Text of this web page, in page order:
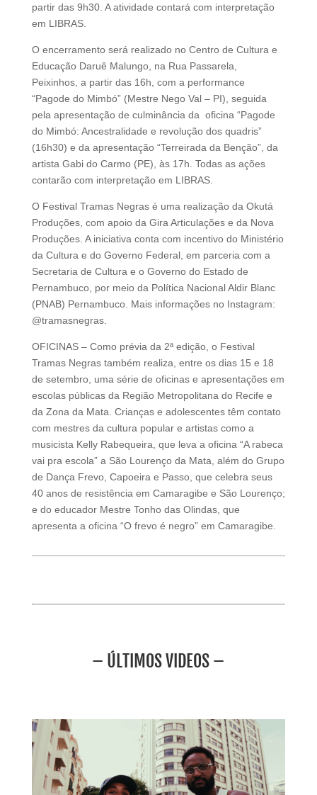
partir das 9h30. A atividade contará com interpretação
em LIBRAS.
O encerramento será realizado no Centro de Cultura e
Educação Daruê Malungo, na Rua Passarela,
Peixinhos, a partir das 16h, com a performance
“Pagode do Mimbó” (Mestre Nego Val – PI), seguida
pela apresentação de culminância da oficina “Pagode
do Mimbó: Ancestralidade e revolução dos quadris”
(16h30) e da apresentação “Terreirada da Benção”, da
artista Gabi do Carmo (PE), às 17h. Todas as ações
contarão com interpretação em LIBRAS.
O Festival Tramas Negras é uma realização da Okutá
Produções, com apoio da Gira Articulações e da Nova
Produções. A iniciativa conta com incentivo do Ministério
da Cultura e do Governo Federal, em parceria com a
Secretaria de Cultura e o Governo do Estado de
Pernambuco, por meio da Política Nacional Aldir Blanc
(PNAB) Pernambuco. Mais informações no Instagram:
@tramasnegras.
OFICINAS – Como prévia da 2ª edição, o Festival
Tramas Negras também realiza, entre os dias 15 e 18
de setembro, uma série de oficinas e apresentações em
escolas públicas da Região Metropolitana do Recife e
da Zona da Mata. Crianças e adolescentes têm contato
com mestres da cultura popular e artistas como a
musicista Kelly Rabequeira, que leva a oficina “A rabeca
vai pra escola” a São Lourenço da Mata, além do Grupo
de Dança Frevo, Capoeira e Passo, que celebra seus
40 anos de resistência em Camaragibe e São Lourenço;
e do educador Mestre Tonho das Olindas, que
apresenta a oficina “O frevo é negro” em Camaragibe.
– ÚLTIMOS VIDEOS –